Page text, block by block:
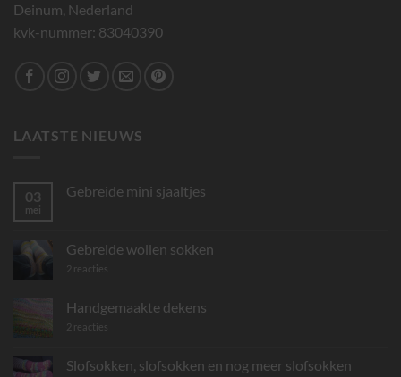
Deinum, Nederland
kvk-nummer: 83040390
LAATSTE NIEUWS
03
mei
Gebreide mini sjaaltjes
Gebreide
mini
sjaaltjes
Gebreide wollen sokken
2 reacties
Handgemaakte dekens
2 reacties
Slofsokken, slofsokken en nog meer slofsokken